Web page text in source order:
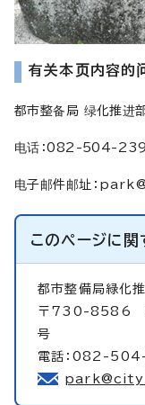
有关本页内容的
都市整备局 绿化推进
电话：082-504-
电子邮件邮址 ：
このページに関
都市整備局緑化
〒730-8586 広
号
電話：082-504-